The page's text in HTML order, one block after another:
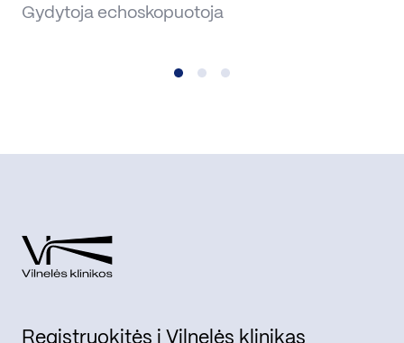
Gydytoja echoskopuotoja
Registruokitės į Vilnelės klinikas